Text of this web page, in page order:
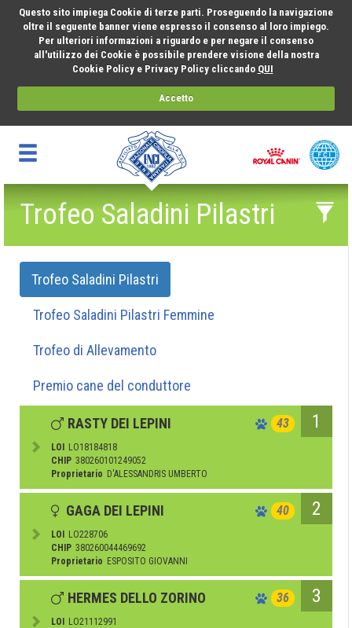
Questo sito impiega Cookie di terze parti. Proseguendo la navigazione
oltre il seguente banner viene espresso il consenso al loro impiego.
Per ulteriori informazioni a riguardo e per negare il consenso
all'utilizzo dei Cookie è possibile prendere visione della nostra
Cookie Policy e Privacy Policy cliccando QUI
Accetto
Trofeo Saladini Pilastri
Trofeo Saladini Pilastri
Trofeo Saladini Pilastri Femmine
Trofeo di Allevamento
Premio cane del conduttore
RASTY DEI LEPINI 43 1
LOI
LO18184818
CHIP 380260101249052
Proprietario D'ALESSANDRIS UMBERTO
GAGA DEI LEPINI 40 2
LOI
LO228706
CHIP 380260044469692
Proprietario ESPOSITO GIOVANNI
HERMES DELLO ZORINO 36 3
LOI
LO21112991